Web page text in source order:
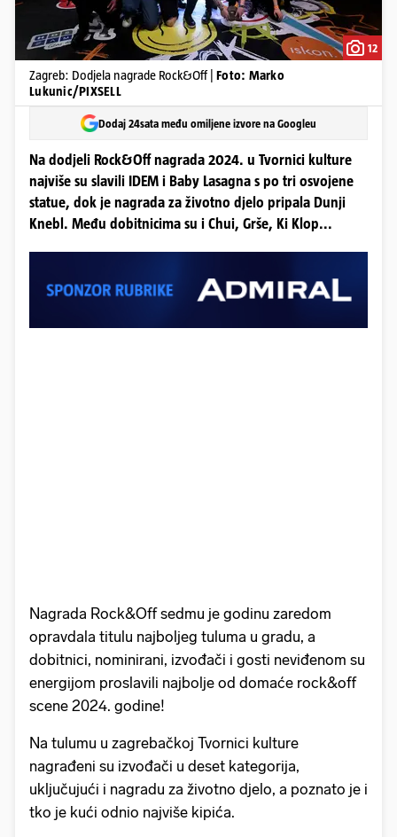
12
Zagreb: Dodjela nagrade Rock&Off | Foto: Marko
Lukunic/PIXSELL
Dodaj 24sata među omiljene izvore na Googleu
Na dodjeli Rock&Off nagrada 2024. u Tvornici kulture
najviše su slavili IDEM i Baby Lasagna s po tri osvojene
statue, dok je nagrada za životno djelo pripala Dunji
Knebl. Među dobitnicima su i Chui, Grše, Ki Klop...
Nagrada Rock&Off sedmu je godinu zaredom
opravdala titulu najboljeg tuluma u gradu, a
dobitnici, nominirani, izvođači i gosti neviđenom su
energijom proslavili najbolje od domaće rock&off
scene 2024. godine!
Na tulumu u zagrebačkoj Tvornici kulture
nagrađeni su izvođači u deset kategorija,
uključujući i nagradu za životno djelo, a poznato je i
tko je kući odnio najviše kipića.